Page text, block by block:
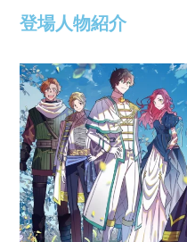
登場人物紹介